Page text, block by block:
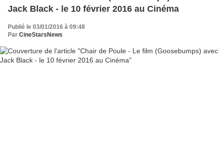
Jack Black - le 10 février 2016 au Cinéma
Publié le 03/01/2016 à 09:48
Par CineStarsNews